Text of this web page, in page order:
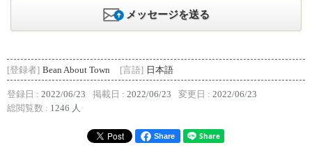
メッセージを送る
[登録者] Bean About Town [言語] 日本語
登録日 : 2022/06/23 掲載日 : 2022/06/23 変更日 : 2022/06/23
総閲覧数 : 1246 人
Share